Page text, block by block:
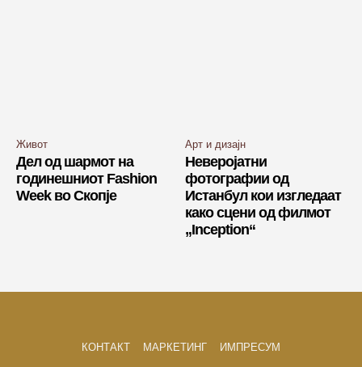
Живот
Дел од шармот на
годинешниот Fashion
Week во Скопје
Арт и дизајн
Неверојатни
фотографии од
Истанбул кои изгледаат
како сцени од филмот
„Inception“
КОНТАКТ МАРКЕТИНГ ИМПРЕСУМ